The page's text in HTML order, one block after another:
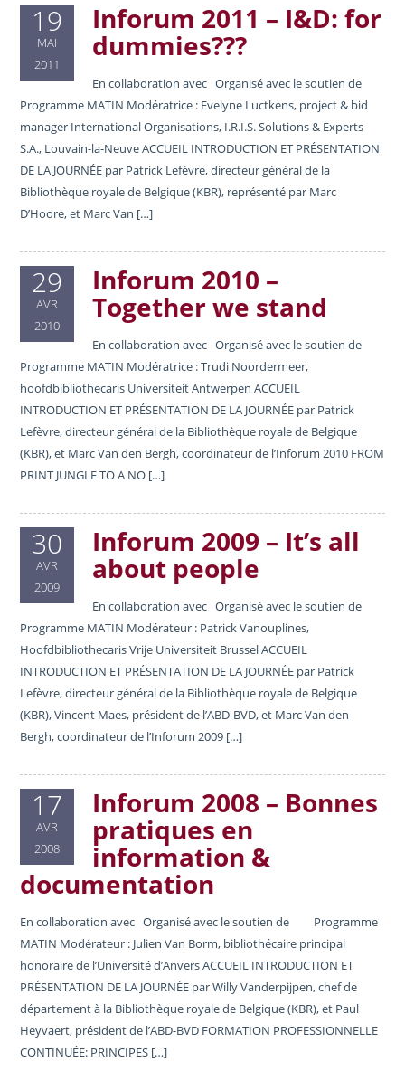
19
MAI
2011
Inforum 2011 – I&D: for
dummies???
En collaboration avec Organisé avec le soutien de
Programme MATIN Modératrice : Evelyne Luctkens, project & bid
manager International Organisations, I.R.I.S. Solutions & Experts
S.A., Louvain-la-Neuve ACCUEIL INTRODUCTION ET PRÉSENTATION
DE LA JOURNÉE par Patrick Lefèvre, directeur général de la
Bibliothèque royale de Belgique (KBR), représenté par Marc
D’Hoore, et Marc Van […]
29
AVR
2010
Inforum 2010 –
Together we stand
En collaboration avec Organisé avec le soutien de
Programme MATIN Modératrice : Trudi Noordermeer,
hoofdbibliothecaris Universiteit Antwerpen ACCUEIL
INTRODUCTION ET PRÉSENTATION DE LA JOURNÉE par Patrick
Lefèvre, directeur général de la Bibliothèque royale de Belgique
(KBR), et Marc Van den Bergh, coordinateur de l’Inforum 2010 FROM
PRINT JUNGLE TO A NO […]
30
AVR
2009
Inforum 2009 – It’s all
about people
En collaboration avec Organisé avec le soutien de
Programme MATIN Modérateur : Patrick Vanouplines,
Hoofdbibliothecaris Vrije Universiteit Brussel ACCUEIL
INTRODUCTION ET PRÉSENTATION DE LA JOURNÉE par Patrick
Lefèvre, directeur général de la Bibliothèque royale de Belgique
(KBR), Vincent Maes, président de l’ABD-BVD, et Marc Van den
Bergh, coordinateur de l’Inforum 2009 […]
17
AVR
2008
Inforum 2008 – Bonnes
pratiques en
information &
documentation
En collaboration avec Organisé avec le soutien de Programme
MATIN Modérateur : Julien Van Borm, bibliothécaire principal
honoraire de l’Université d’Anvers ACCUEIL INTRODUCTION ET
PRÉSENTATION DE LA JOURNÉE par Willy Vanderpijpen, chef de
département à la Bibliothèque royale de Belgique (KBR), et Paul
Heyvaert, président de l’ABD-BVD FORMATION PROFESSIONNELLE
CONTINUÉE: PRINCIPES […]